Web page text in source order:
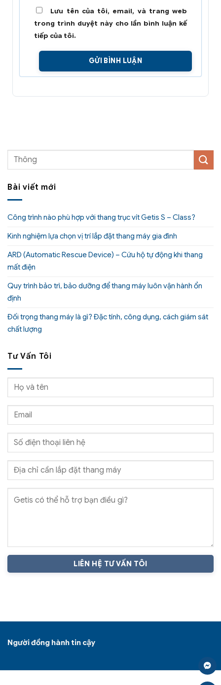
Lưu tên của tôi, email, và trang web
trong trình duyệt này cho lần bình luận kế
tiếp của tôi.
Bài viết mới
Công trình nào phù hợp với thang trục vít Getis S – Class?
Kinh nghiệm lựa chọn vị trí lắp đặt thang máy gia đình
ARD (Automatic Rescue Device) – Cứu hộ tự động khi thang
mất điện
Quy trình bảo trì, bảo dưỡng để thang máy luôn vận hành ổn
định
Đối trọng thang máy là gì? Đặc tính, công dụng, cách giám sát
chất lượng
Tư Vấn Tôi
Người đồng hành tin cậy